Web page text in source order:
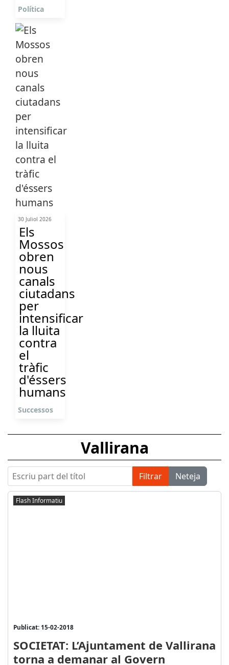
Política
30 Juliol 2026
Els
Mossos
obren
nous
canals
ciutadans
per
intensificar
la lluita
contra
el
tràfic
d'éssers
humans
Successos
Vallirana
Escriu part del títol Filtrar Neteja
Flash Informatiu
Publicat: 15-02-2018
SOCIETAT: L’Ajuntament de Vallirana
torna a demanar al Govern